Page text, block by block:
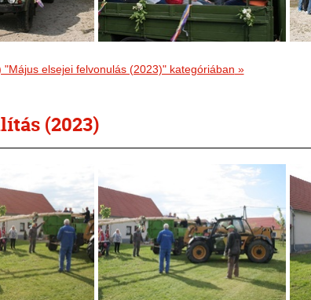
"Május elsejei felvonulás (2023)" kategóriában »
(2023)